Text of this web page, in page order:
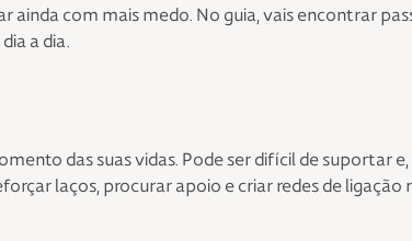
ainda com mais medo. No guia, vais encontrar
a dia.
das suas vidas. Pode ser difícil de suportar
laços, procurar apoio e criar redes de ligação